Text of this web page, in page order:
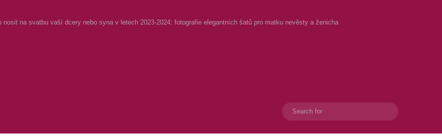
nosit na svatbu vaší dcery nebo syna v letech 2023-2024: fotografie elegantních šatů pro matku nevěsty a ženicha
Switch skin